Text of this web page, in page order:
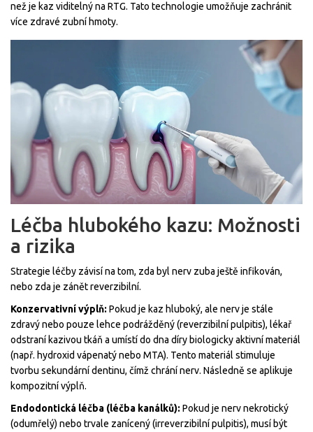
než je kaz viditelný na RTG. Tato technologie umožňuje zachránit
více zdravé zubní hmoty.
Léčba hlubokého kazu: Možnosti
a rizika
Strategie léčby závisí na tom, zda byl nerv zuba ještě infikován,
nebo zda je zánět reverzibilní.
Konzervativní výplň: Pokud je kaz hluboký, ale nerv je stále
zdravý nebo pouze lehce podrážděný (reverzibilní pulpitis), lékař
odstraní kazivou tkáň a umístí do dna díry biologicky aktivní materiál
(např. hydroxid vápenatý nebo MTA). Tento materiál stimuluje
tvorbu sekundární dentinu, čímž chrání nerv. Následně se aplikuje
kompozitní výplň.
Endodontická léčba (léčba kanálků): Pokud je nerv nekrotický
(odumřelý) nebo trvale zanícený (irreverzibilní pulpitis), musí být